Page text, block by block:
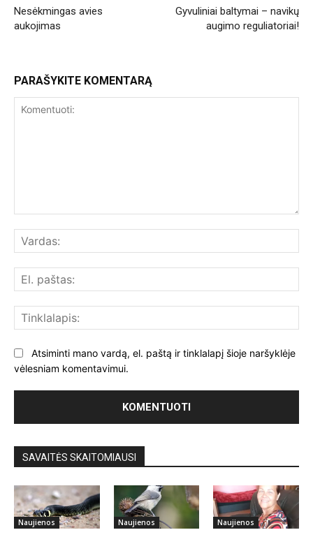
Nesėkmingas avies
aukojimas
Gyvuliniai baltymai – navikų
augimo reguliatoriai!
PARAŠYKITE KOMENTARĄ
Komentuoti:
Atsiminti mano vardą, el. paštą ir tinklalapį šioje naršyklėje
vėlesniam komentavimui.
SAVAITĖS SKAITOMIAUSI
Naujienos Naujienos Naujienos